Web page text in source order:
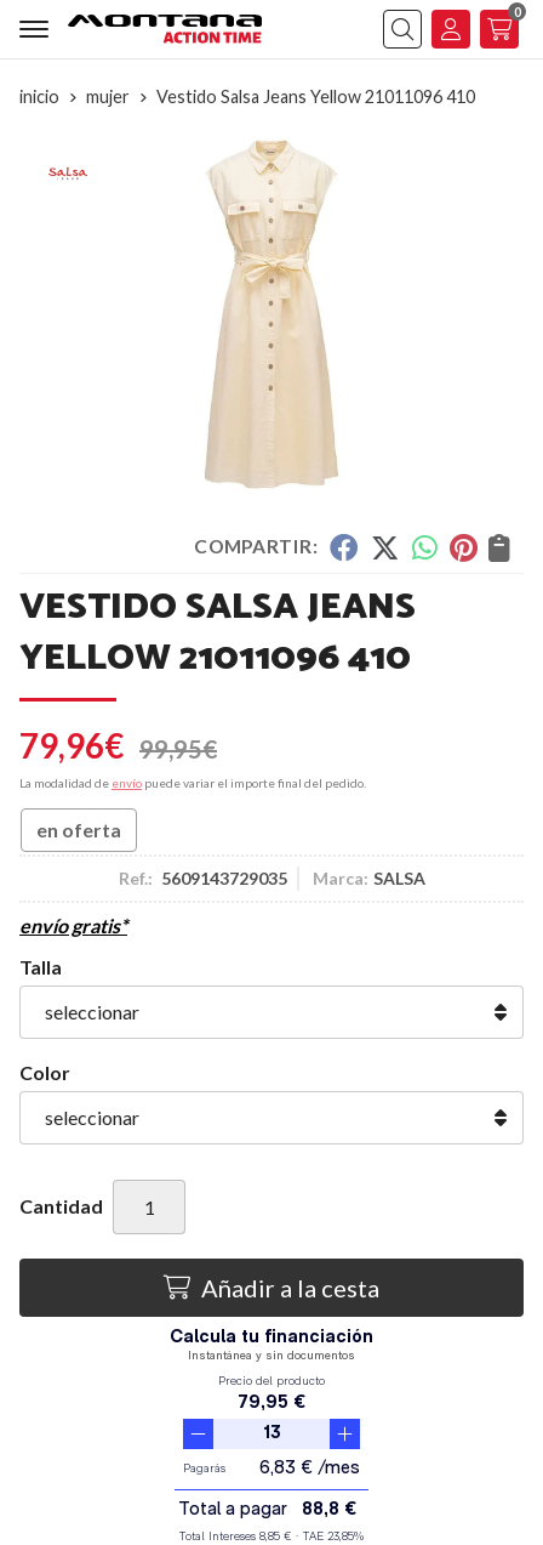
Buscar
0
inicio mujer Vestido Salsa Jeans Yellow 21011096 410
COMPARTIR:
VESTIDO SALSA JEANS
YELLOW 21011096 410
79,96€ 99,95€
La modalidad de envío puede variar el importe final del pedido.
en oferta
Ref.: 5609143729035 Marca: SALSA
envío gratis*
Talla
Color
Cantidad
Añadir a la cesta